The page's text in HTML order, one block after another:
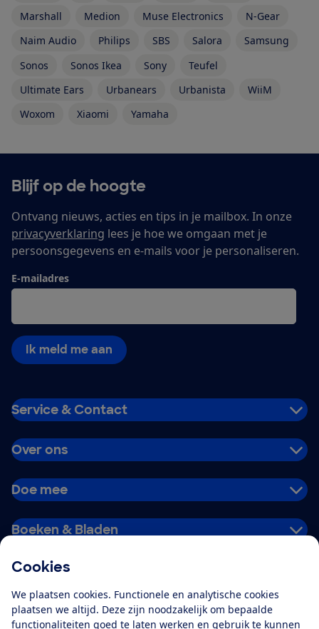
Cookies
We plaatsen cookies. Functionele en analytische cookies
plaatsen we altijd. Deze zijn noodzakelijk om bepaalde
functionaliteiten goed te laten werken en gebruik te kunnen
Marshall
Medion Muse Electronics
N-Gear
Naim Audio
Philips SBS Salora
Samsung
Sonos
Sonos Ikea Sony
Teufel
Ultimate Ears
Urbanears Urbanista
WiiM
Woxom
Xiaomi Yamaha
Blijf op de hoogte
Ontvang nieuws, acties en tips in je mailbox. In onze
privacyverklaring lees je hoe we omgaan met je
persoonsgegevens en e-mails voor je personaliseren.
E-mailadres
Ik meld me aan
Service & Contact
Over ons
Doe mee
Boeken & Bladen